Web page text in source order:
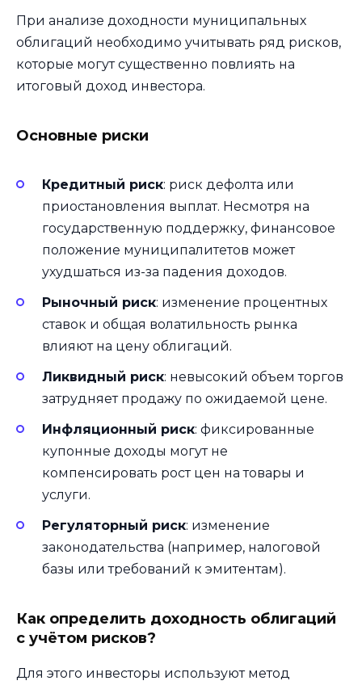
При анализе доходности муниципальных
облигаций необходимо учитывать ряд рисков,
которые могут существенно повлиять на
итоговый доход инвестора.
Основные риски
Кредитный риск: риск дефолта или
приостановления выплат. Несмотря на
государственную поддержку, финансовое
положение муниципалитетов может
ухудшаться из-за падения доходов.
Рыночный риск: изменение процентных
ставок и общая волатильность рынка
влияют на цену облигаций.
Ликвидный риск: невысокий объем торгов
затрудняет продажу по ожидаемой цене.
Инфляционный риск: фиксированные
купонные доходы могут не
компенсировать рост цен на товары и
услуги.
Регуляторный риск: изменение
законодательства (например, налоговой
базы или требований к эмитентам).
Как определить доходность облигаций
с учётом рисков?
Для этого инвесторы используют метод